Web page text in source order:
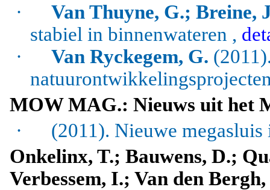
·
Van Thuyne, G.; Breine,
stabiel in binnenwateren ,
·
Van Ryckegem, G.
MOW MAG.: Nieuws uit het
·
(2011). Nieuwe
Onkelinx, T.; Bauwens, D.;
Verbessem, I.; Van den